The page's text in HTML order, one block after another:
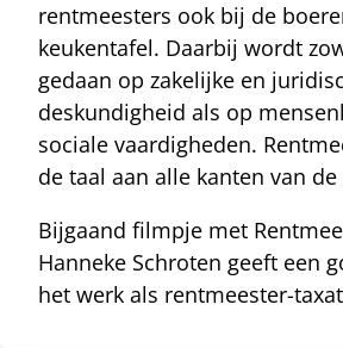
rentmeesters ook bij de
keukentafel. Daarbij wordt
gedaan op zakelijke en
deskundigheid als op
sociale vaardigheden.
de taal aan alle kanten van
Bijgaand filmpje met
Hanneke Schroten geeft een
het werk als rentmeester-